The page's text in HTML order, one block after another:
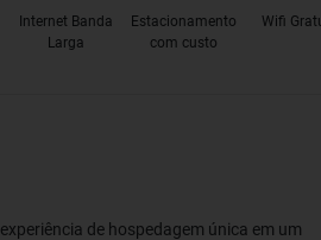
Internet Banda
Larga
Estacionamento
com custo
Wifi
de hospedagem única em um